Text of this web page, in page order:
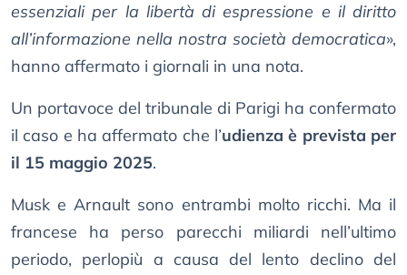
essenziali per la libertà di espressione e il diritto
all’informazione nella nostra società democratica»,
hanno affermato i giornali in una nota.
Un portavoce del tribunale di Parigi ha confermato
il caso e ha affermato che l’udienza è prevista per
il 15 maggio 2025.
Musk e Arnault sono entrambi molto ricchi. Ma il
francese ha perso parecchi miliardi nell’ultimo
periodo, perlopiù a causa del lento declino del